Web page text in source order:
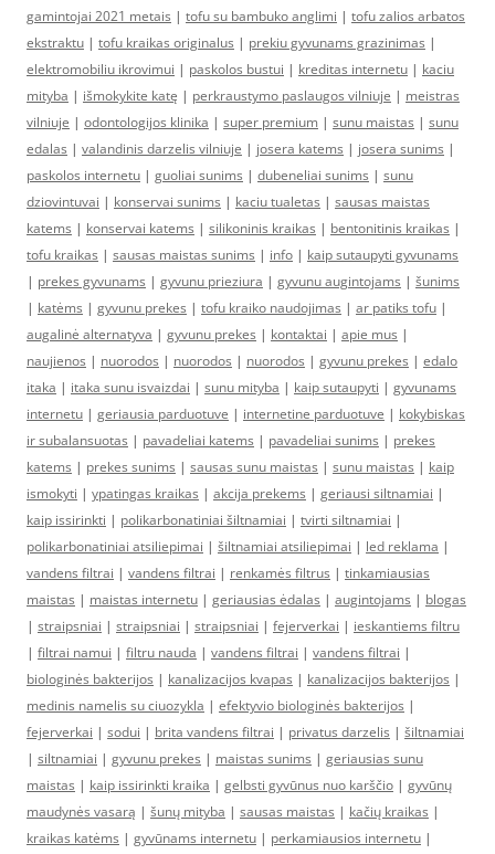
gamintojai 2021 metais | tofu su bambuko anglimi | tofu zalios arbatos
ekstraktu | tofu kraikas originalus | prekiu gyvunams grazinimas |
elektromobiliu ikrovimui | paskolos bustui | kreditas internetu | kaciu
mityba | išmokykite katę | perkraustymo paslaugos vilniuje | meistras
vilniuje | odontologijos klinika | super premium | sunu maistas | sunu
edalas | valandinis darzelis vilniuje | josera katems | josera sunims |
paskolos internetu | guoliai sunims | dubeneliai sunims | sunu
dziovintuvai | konservai sunims | kaciu tualetas | sausas maistas
katems | konservai katems | silikoninis kraikas | bentonitinis kraikas |
tofu kraikas | sausas maistas sunims | info | kaip sutaupyti gyvunams
| prekes gyvunams | gyvunu prieziura | gyvunu augintojams | šunims
| katėms | gyvunu prekes | tofu kraiko naudojimas | ar patiks tofu |
augalinė alternatyva | gyvunu prekes | kontaktai | apie mus |
naujienos | nuorodos | nuorodos | nuorodos | gyvunu prekes | edalo
itaka | itaka sunu isvaizdai | sunu mityba | kaip sutaupyti | gyvunams
internetu | geriausia parduotuve | internetine parduotuve | kokybiskas
ir subalansuotas | pavadeliai katems | pavadeliai sunims | prekes
katems | prekes sunims | sausas sunu maistas | sunu maistas | kaip
ismokyti | ypatingas kraikas | akcija prekems | geriausi siltnamiai |
kaip issirinkti | polikarbonatiniai šiltnamiai | tvirti siltnamiai |
polikarbonatiniai atsiliepimai | šiltnamiai atsiliepimai | led reklama |
vandens filtrai | vandens filtrai | renkamės filtrus | tinkamiausias
maistas | maistas internetu | geriausias ėdalas | augintojams | blogas
| straipsniai | straipsniai | straipsniai | fejerverkai | ieskantiems filtru
| filtrai namui | filtru nauda | vandens filtrai | vandens filtrai |
biologinės bakterijos | kanalizacijos kvapas | kanalizacijos bakterijos |
medinis namelis su ciuozykla | efektyvio biologinės bakterijos |
fejerverkai | sodui | brita vandens filtrai | privatus darzelis | šiltnamiai
| siltnamiai | gyvunu prekes | maistas sunims | geriausias sunu
maistas | kaip issirinkti kraika | gelbsti gyvūnus nuo karščio | gyvūnų
maudynės vasarą | šunų mityba | sausas maistas | kačių kraikas |
kraikas katėms | gyvūnams internetu | perkamiausios internetu |